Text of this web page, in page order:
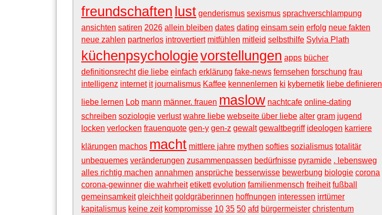
freundschaften lust genderismus sexismus sprachverschlampung
ansichten satiren 2026 allein bleiben dates dating einsam sein erfolg neue fakten
neue zahlen partnerlos introvertiert mitfühlen mitleid selbsthilfe Sylvia Plath
küchenpsychologievorstellungen apps bücher
definitionsrecht die liebe einfach erklärung fake-news fernsehen forschung frau
intelligenz internet it journalismus Kaffee kennenlernen ki kybernetik liebe definieren
liebe lernen Lob mann männer. frauen maslow nachtcafe online-dating
schreiben soziologie verlust wahre liebe webseite über liebe alter gram jugend
locken verlocken frauenquote gen-y gen-z gewalt gewaltbegriff ideologen karriere
klärungen machos macht mittlere jahre mythen softies sozialismus totalitär
unbequemes veränderungen zusammenpassen bedürfnisse pyramide . lebensweg
alles richtig machen annahmen ansprüche besserwisse bewerbung biologie corona
corona-gewinner die wahrheit etikett evolution familienmensch freiheit fußball
gemeinsamkeit gleichheit goldgräberinnen hoffnungen interessen irrtümer
kapitalismus keine zeit kompromisse 10 35 50 afd bürgermeister christentum